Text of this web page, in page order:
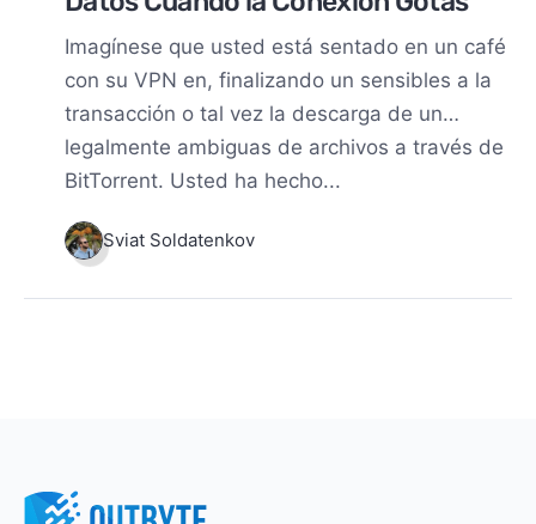
Imagínese que usted está sentado en un café
con su VPN en, finalizando un sensibles a la
transacción o tal vez la descarga de un…
legalmente ambiguas de archivos a través de
BitTorrent. Usted ha hecho...
Sviat Soldatenkov